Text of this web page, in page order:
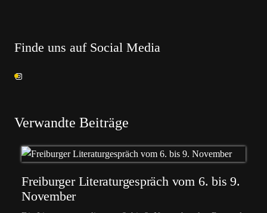
Finde uns auf Social Media
Verwandte Beiträge
Freiburger Literaturgespräch vom 6. bis 9.
November